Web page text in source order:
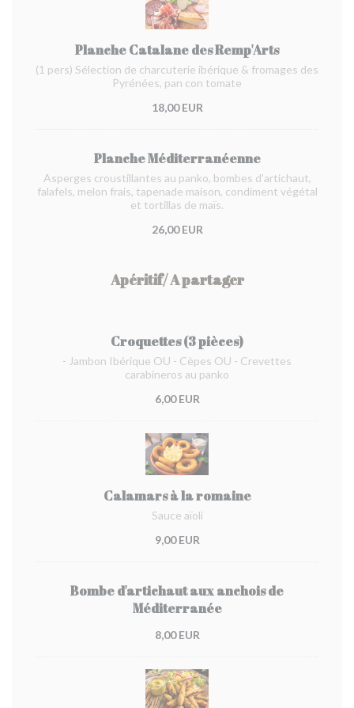
Planche Catalane des Remp'Arts
(1 pers) Sélection de charcuterie ibérique & fromages des
Pyrénées, pan con tomate
18,00 EUR
Planche Méditerranéenne
Asperges croustillantes au panko, bombes d'artichaut,
falafels, melon frais, tapenade maison, condiment végétal
et tortillas de maïs.
26,00 EUR
Apéritif/ A partager
Croquettes (3 pièces)
- Jambon Ibérique OU - Cèpes OU - Crevettes
carabineros au panko
6,00 EUR
Calamars à la romaine
Sauce aïoli
9,00 EUR
Bombe d'artichaut aux anchois de
Méditerranée
8,00 EUR